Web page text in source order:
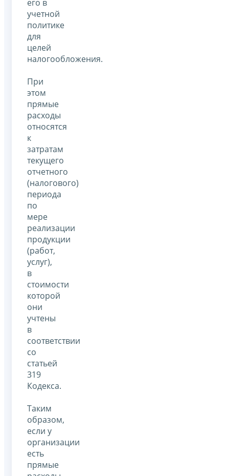
его в
учетной
политике
для
целей
налогообложения.
При
этом
прямые
расходы
относятся
к
затратам
текущего
отчетного
(налогового)
периода
по
мере
реализации
продукции
(работ,
услуг),
в
стоимости
которой
они
учтены
в
соответствии
со
статьей
319
Кодекса.
Таким
образом,
если у
организации
есть
прямые